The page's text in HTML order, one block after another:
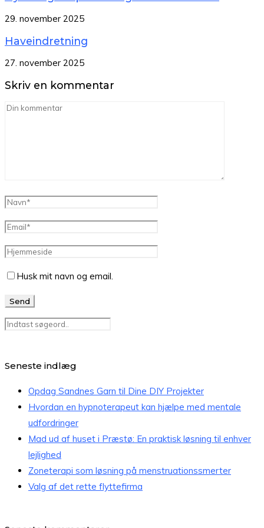
29. november 2025
Haveindretning
27. november 2025
Skriv en kommentar
Husk mit navn og email.
Seneste indlæg
Opdag Sandnes Garn til Dine DIY Projekter
Hvordan en hypnoterapeut kan hjælpe med mentale
udfordringer
Mad ud af huset i Præstø: En praktisk løsning til enhver
lejlighed
Zoneterapi som løsning på menstruationssmerter
Valg af det rette flyttefirma